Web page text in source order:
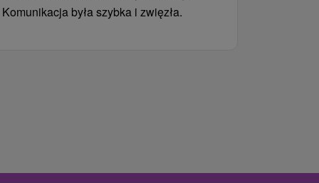
Komunikacja była szybka i zwięzła.